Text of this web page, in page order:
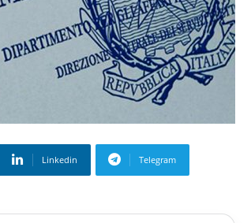
Linkedin Telegram